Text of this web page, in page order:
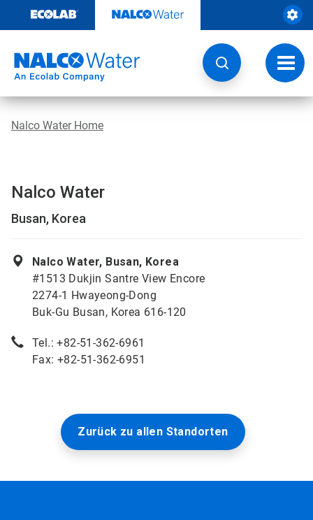
Inhalt
Nalco Water Home
Nalco Water
Busan, Korea
Nalco Water, Busan, Korea
#1513 Dukjin Santre View Encore
2274-1 Hwayeong-Dong
Buk-Gu Busan, Korea 616-120
Tel.: +82-51-362-6961
Fax: +82-51-362-6951
Zurück zu allen Standorten